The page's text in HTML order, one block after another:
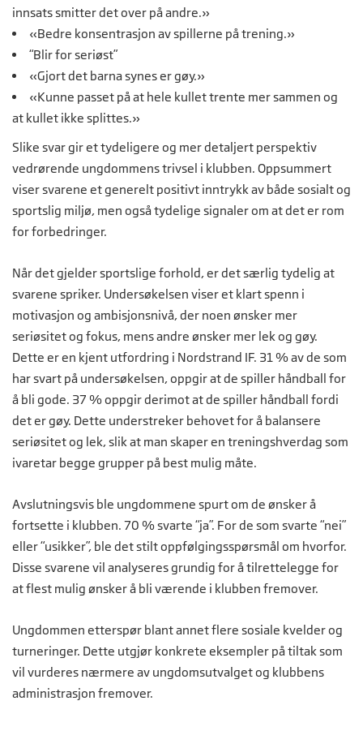
innsats smitter det over på andre.»
«Bedre konsentrasjon av spillerne på trening.»
“Blir for seriøst”
«Gjort det barna synes er gøy.»
«Kunne passet på at hele kullet trente mer sammen og
at kullet ikke splittes.»
Slike svar gir et tydeligere og mer detaljert perspektiv
vedrørende ungdommens trivsel i klubben. Oppsummert
viser svarene et generelt positivt inntrykk av både sosialt og
sportslig miljø, men også tydelige signaler om at det er rom
for forbedringer.
Når det gjelder sportslige forhold, er det særlig tydelig at
svarene spriker. Undersøkelsen viser et klart spenn i
motivasjon og ambisjonsnivå, der noen ønsker mer
seriøsitet og fokus, mens andre ønsker mer lek og gøy.
Dette er en kjent utfordring i Nordstrand IF. 31 % av de som
har svart på undersøkelsen, oppgir at de spiller håndball for
å bli gode. 37 % oppgir derimot at de spiller håndball fordi
det er gøy. Dette understreker behovet for å balansere
seriøsitet og lek, slik at man skaper en treningshverdag som
ivaretar begge grupper på best mulig måte.
Avslutningsvis ble ungdommene spurt om de ønsker å
fortsette i klubben. 70 % svarte “ja”. For de som svarte “nei”
eller “usikker”, ble det stilt oppfølgingsspørsmål om hvorfor.
Disse svarene vil analyseres grundig for å tilrettelegge for
at flest mulig ønsker å bli værende i klubben fremover.
Ungdommen etterspør blant annet flere sosiale kvelder og
turneringer. Dette utgjør konkrete eksempler på tiltak som
vil vurderes nærmere av ungdomsutvalget og klubbens
administrasjon fremover.